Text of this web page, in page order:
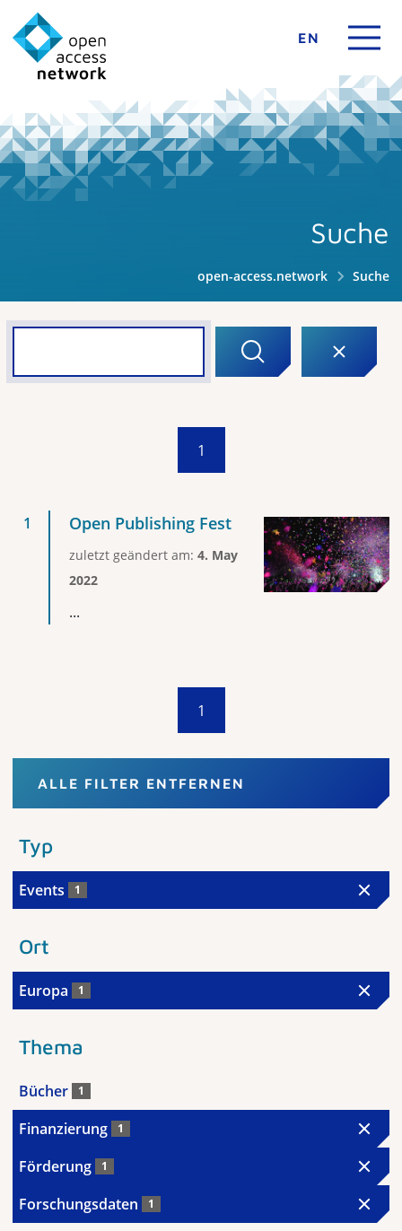
EN
Suche
open-access.network Suche
1
Open Publishing Fest
zuletzt geändert am: 4. May
2022
...
1
ALLE FILTER ENTFERNEN
Typ
Events 1
Ort
Europa 1
Thema
Bücher 1
Finanzierung 1
Förderung 1
Forschungsdaten 1